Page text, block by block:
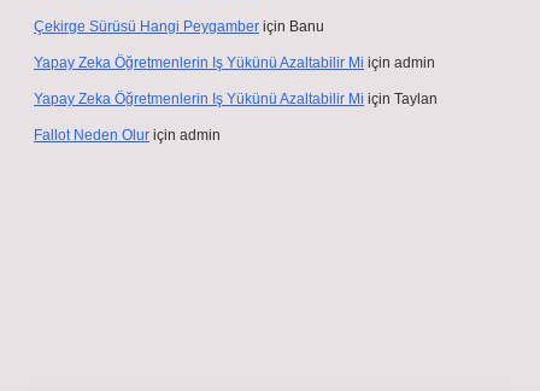
Çekirge Sürüsü Hangi Peygamber için Banu
Yapay Zeka Öğretmenlerin Iş Yükünü Azaltabilir Mi için admin
Yapay Zeka Öğretmenlerin Iş Yükünü Azaltabilir Mi için Taylan
Fallot Neden Olur için admin